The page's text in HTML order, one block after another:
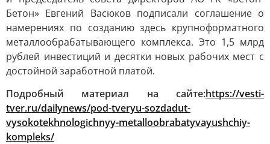
Бетон» Евгений Васюков подписали соглашение о
намерениях по созданию здесь крупноформатного
металлообрабатывающего комплекса. Это 1,5 млрд
рублей инвестиций и десятки новых рабочих мест с
достойной заработной платой.
Подробный материал на сайте:https://vesti-
tver.ru/dailynews/pod-tveryu-sozdadut-
vysokotekhnologichnyy-metalloobrabatyvayushchiy-
kompleks/